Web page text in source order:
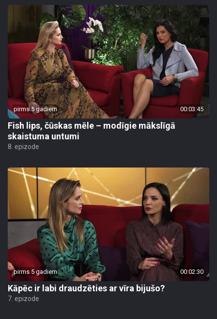
pirms 5 gadiem 00:03:45
Fish lips, čūskas mēle – modīgie mākslīgā
skaistuma untumi
8. epizode
pirms 5 gadiem 00:02:30
Kāpēc ir labi draudzēties ar vīra bijušo?
7. epizode